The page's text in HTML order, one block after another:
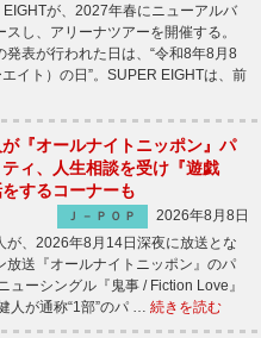
が、2027年春にニューアルバ
スし、アリーナツアーを開催する。
表が行われた日は、“令和8年8月8
イト）の日”。SUPER EIGHTは、前
『オールナイトニッポン』パ
ィ、人生相談を受け『遊戯
するコーナーも
Ｊ－ＰＯＰ
2026年8月8日
、2026年8月14日深夜に放送とな
放送『オールナイトニッポン』のパ
ーシングル『鬼事 / Fiction Love』
人が通称“1部”のパ … 続きを読む